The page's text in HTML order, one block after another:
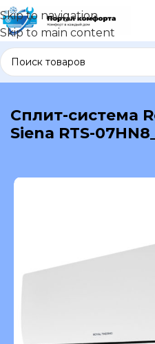
Skip to navigation
Skip to main content
В каталог
Сплит-система
Siena RTS-